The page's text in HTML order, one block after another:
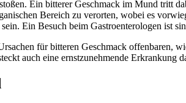
Ein bitterer Geschmack im Mund tritt
Bereich zu verorten, wobei es
Ein Besuch beim Gastroenterologen ist
für bitteren Geschmack offenbaren,
auch eine ernstzunehmende Erkrankung